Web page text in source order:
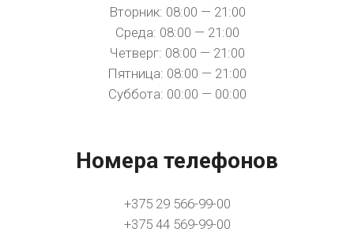
Вторник: 08:00 — 21:00
Среда: 08:00 — 21:00
Четверг: 08:00 — 21:00
Пятница: 08:00 — 21:00
Суббота: 00:00 — 00:00
Номера телефонов
+375 29 566-99-00
+375 44 569-99-00